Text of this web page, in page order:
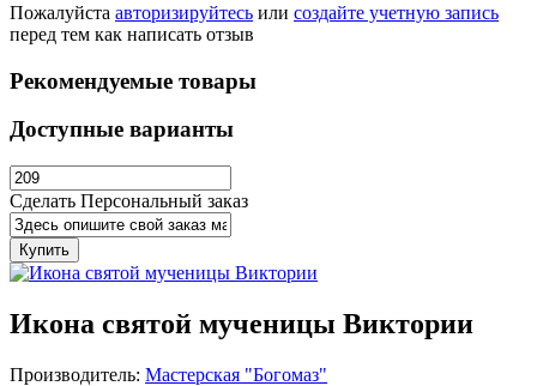
Пожалуйста авторизируйтесь или создайте учетную запись
перед тем как написать отзыв
Рекомендуемые товары
Доступные варианты
Сделать Персональный заказ
Купить
Икона святой мученицы Виктории
Производитель: Мастерская "Богомаз"